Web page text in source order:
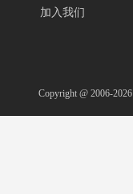
加入我们
Copyright @ 2006-2026